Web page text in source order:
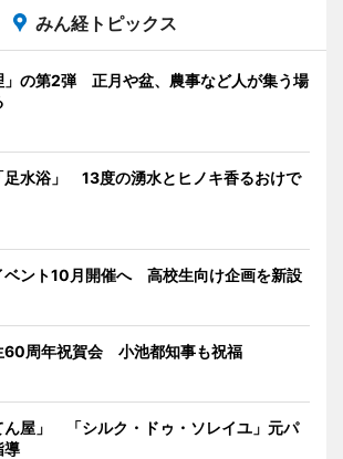
みん経トピックス
」の第2弾 正月や盆、農事など人が集う場
足水浴」 13度の湧水とヒノキ香るおけで
ベント10月開催へ 高校生向け企画を新設
60周年祝賀会 小池都知事も祝福
ん屋」 「シルク・ドゥ・ソレイユ」元パ
導